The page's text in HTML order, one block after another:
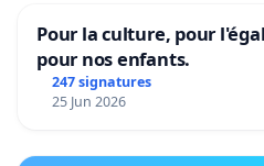
Pour la culture, pour
pour nos enfants.
247 signatures
25 Jun 2026